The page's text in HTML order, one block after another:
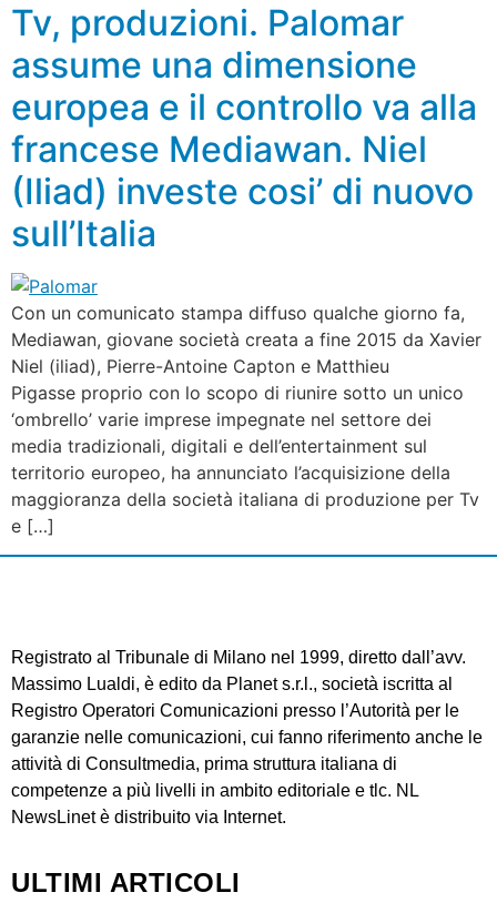
Tv, produzioni. Palomar
assume una dimensione
europea e il controllo va alla
francese Mediawan. Niel
(Iliad) investe cosi’ di nuovo
sull’Italia
Con un comunicato stampa diffuso qualche giorno fa,
Mediawan, giovane società creata a fine 2015 da Xavier
Niel (iliad), Pierre-Antoine Capton e Matthieu
Pigasse proprio con lo scopo di riunire sotto un unico
‘ombrello’ varie imprese impegnate nel settore dei
media tradizionali, digitali e dell’entertainment sul
territorio europeo, ha annunciato l’acquisizione della
maggioranza della società italiana di produzione per Tv
e […]
Registrato al Tribunale di Milano nel 1999, diretto dall’avv.
Massimo Lualdi, è edito da Planet s.r.l., società iscritta al
Registro Operatori Comunicazioni presso l’Autorità per le
garanzie nelle comunicazioni, cui fanno riferimento anche le
attività di Consultmedia, prima struttura italiana di
competenze a più livelli in ambito editoriale e tlc. NL
NewsLinet è distribuito via Internet.
ULTIMI ARTICOLI